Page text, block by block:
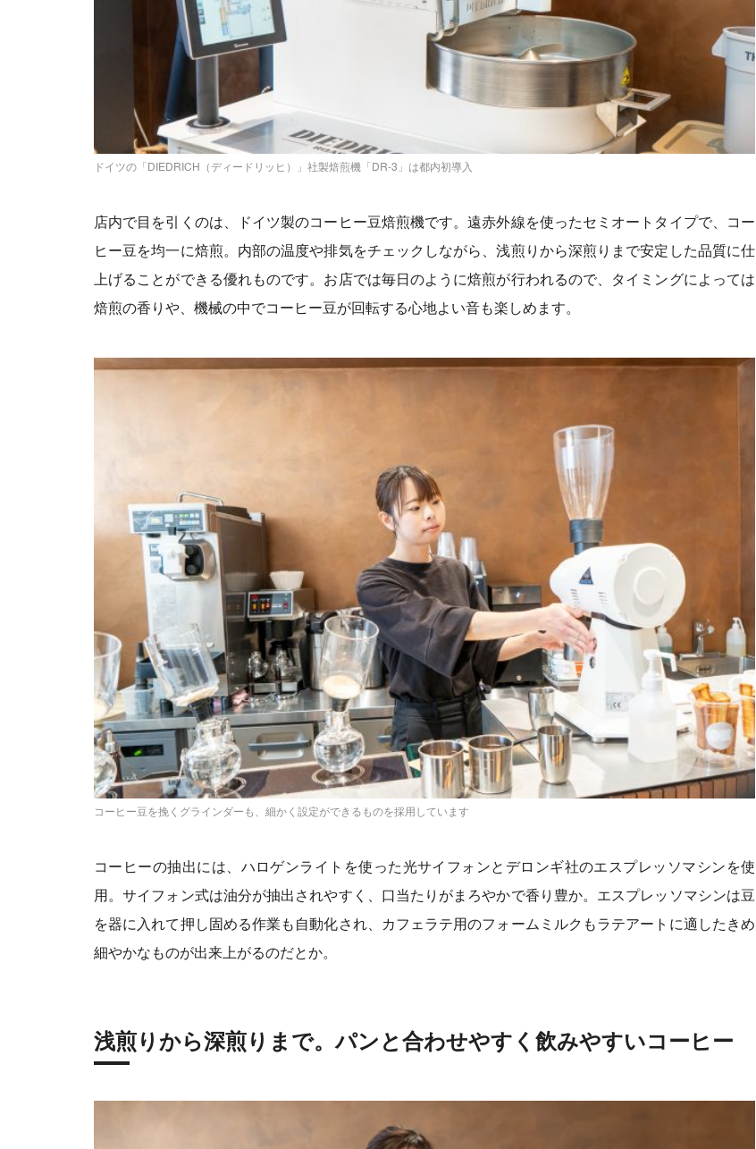
ドイツの「DIEDRICH（ディードリッヒ）」社製焙煎機「DR-3」は都内初導入
店内で目を引くのは、ドイツ製のコーヒー豆焙煎機です。遠赤外線を使ったセミオートタイプで、コー
ヒー豆を均一に焙煎。内部の温度や排気をチェックしながら、浅煎りから深煎りまで安定した品質に仕
上げることができる優れものです。お店では毎日のように焙煎が行われるので、タイミングによっては
焙煎の香りや、機械の中でコーヒー豆が回転する心地よい音も楽しめます。
コーヒー豆を挽くグラインダーも、細かく設定ができるものを採用しています
コーヒーの抽出には、ハロゲンライトを使った光サイフォンとデロンギ社のエスプレッソマシンを使
用。サイフォン式は油分が抽出されやすく、口当たりがまろやかで香り豊か。エスプレッソマシンは豆
を器に入れて押し固める作業も自動化され、カフェラテ用のフォームミルクもラテアートに適したきめ
細やかなものが出来上がるのだとか。
浅煎りから深煎りまで。パンと合わせやすく飲みやすいコーヒー